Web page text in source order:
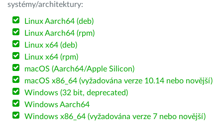
systémy/architektury:
Linux Aarch64 (deb)
Linux Aarch64 (rpm)
Linux x64 (deb)
Linux x64 (rpm)
macOS (Aarch64/Apple Silicon)
macOS x86_64 (vyžadována verze 10.14 nebo novější)
Windows (32 bit, deprecated)
Windows Aarch64
Windows x86_64 (vyžadována verze 7 nebo novější)